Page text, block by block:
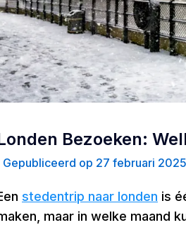
Bezoeken:
Gepubliceerd op 27 februari 2025
stedentrip naar londen is
maar in welke maand